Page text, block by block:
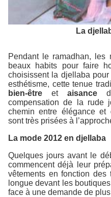
La
Pendant le ramadhan, les
beaux habits pour faire
choisissent la djellaba
esthétisme, cette tenue
bien-être et aisance
compensation de la rude
chemin entre élégance et
sont très prisées à
La mode 2012 en djellaba
Quelques jours avant le
commencent déjà leur
vêtements en fonction des
longue devant les
face à une demande de